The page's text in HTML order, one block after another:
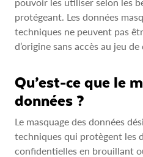
protégeant. Les données
techniques ne peuvent pas
d’origine sans accès au jeu
Qu’est-ce que le
données ?
Le masquage des données
techniques qui protègent les
confidentielles en brouillant